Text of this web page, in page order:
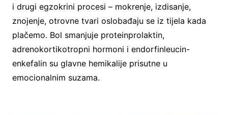
i drugi egzokrini procesi – mokrenje, izdisanje,
znojenje, otrovne tvari oslobađaju se iz tijela kada
plačemo. Bol smanjuje proteinprolaktin,
adrenokortikotropni hormoni i endorfinleucin-
enkefalin su glavne hemikalije prisutne u
emocionalnim suzama.